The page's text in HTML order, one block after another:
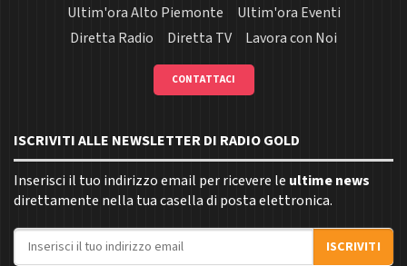
Ultim'ora Alto Piemonte
Ultim'ora Eventi
Diretta Radio
Diretta TV Lavora con Noi
CONTATTACI
ISCRIVITI ALLE NEWSLETTER DI RADIO GOLD
Inserisci il tuo indirizzo email per ricevere le ultime news
direttamente nella tua casella di posta elettronica.
Indirizzo email
ISCRIVITI